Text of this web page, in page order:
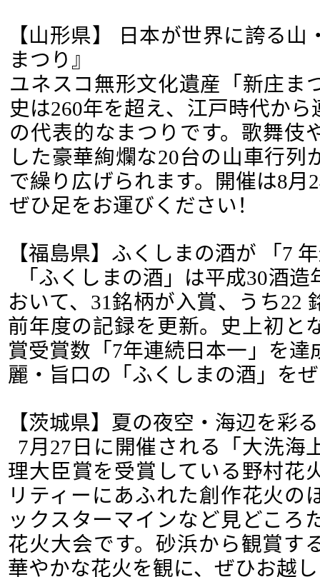
【山形県】 日本が世界に誇る
まつり』
ユネスコ無形文化遺産「新庄ま
史は260年を超え、江戸時代か
の代表的なまつりです。歌舞伎
した豪華絢爛な20台の山車行列
で繰り広げられます。開催は8月
ぜひ足をお運びください！
【福島県】ふくしまの酒が 「7
「ふくしまの酒」は平成30酒
おいて、31銘柄が入賞、うち22
前年度の記録を更新。史上初と
賞受賞数「7年連続日本一」を達
麗・旨口の「ふくしまの酒」を
【茨城県】夏の夜空・海辺を彩
7月27日に開催される「大洗海
理大臣賞を受賞している野村花
リティーにあふれた創作花火の
ックスターマインなど見どころ
花火大会です。砂浜から観賞す
華やかな花火を観に、ぜひお越